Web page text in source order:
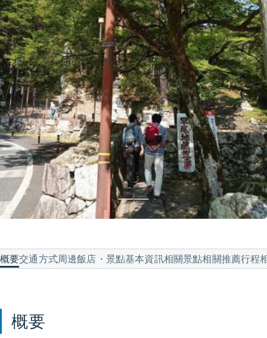
概要交通方式周邊飯店・景點基本資訊相關景點相關推薦行程
概要